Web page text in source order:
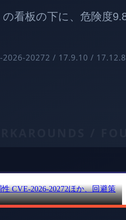
CVE-2026-20272ほか、回避策